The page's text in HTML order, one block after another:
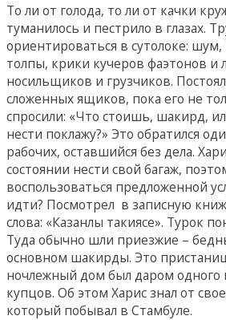
То ли от голода, то ли от качки
туманилось и пестрило в глазах.
ориентироваться в сутолоке:
толпы, крики кучеров фаэтонов и
носильщиков и грузчиков.
сложенных ящиков, пока его не
спросили: «Что стоишь, шакирд,
нести поклажу?» Это обратился
рабочих, оставшийся без дела.
состоянии нести свой багаж,
воспользоваться предложенной
идти? Посмотрел в записную
слова: «Казанлы такиясе». Турок
Туда обычно шли приезжие –
основном шакирды. Это
ночлежный дом был даром одного
купцов. Об этом Харис знал от
который побывал в Стамбуле.